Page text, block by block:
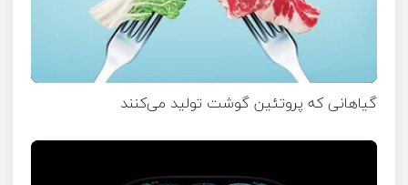
گیاهانی که پروتئین گوشت تولید می‌کنند